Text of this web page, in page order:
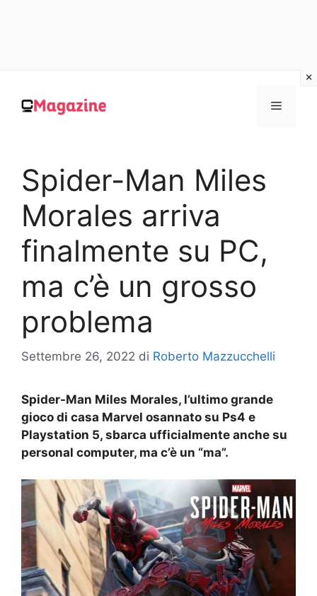
contenuto
MENU
Spider-Man Miles
Morales arriva
finalmente su PC,
ma c’è un grosso
problema
Settembre 26, 2022 di Roberto Mazzucchelli
Spider-Man Miles Morales, l’ultimo grande
gioco di casa Marvel osannato su Ps4 e
Playstation 5, sbarca ufficialmente anche su
personal computer, ma c’è un “ma”.